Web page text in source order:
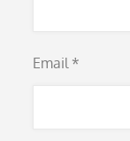
Email *